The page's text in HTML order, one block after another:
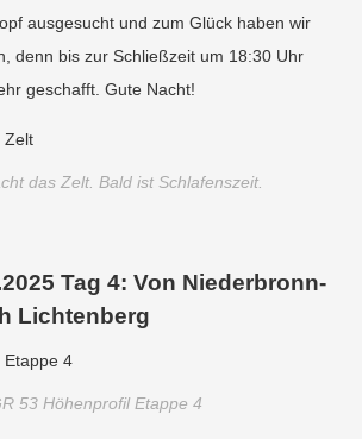
ausgesucht und zum Glück haben wir
denn bis zur Schließzeit um 18:30 Uhr
geschafft. Gute Nacht!
das Zelt. Bald ist Schlafenszeit.
Tag 4: Von Niederbronn-
Lichtenberg
53 Höhenprofil Etappe 4